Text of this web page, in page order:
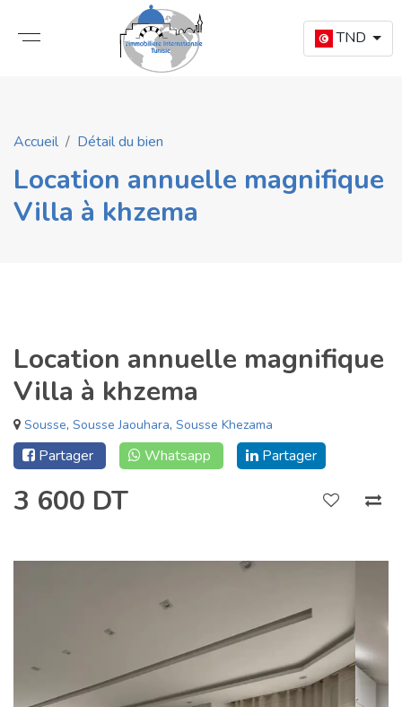
TND
Accueil Détail du bien
Location annuelle magnifique
Villa à khzema
Location annuelle magnifique
Villa à khzema
Sousse, Sousse Jaouhara, Sousse Khezama
Partager Whatsapp Partager
3 600 DT